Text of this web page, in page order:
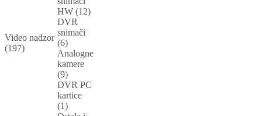
Video nadzor
(197)
HW (12)
DVR
snimači
(6)
Analogne
kamere
(9)
DVR PC
kartice
(1)